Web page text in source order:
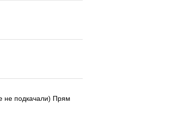
не подкачали) Прям